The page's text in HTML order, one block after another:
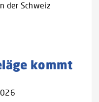
der Schweiz
kommt